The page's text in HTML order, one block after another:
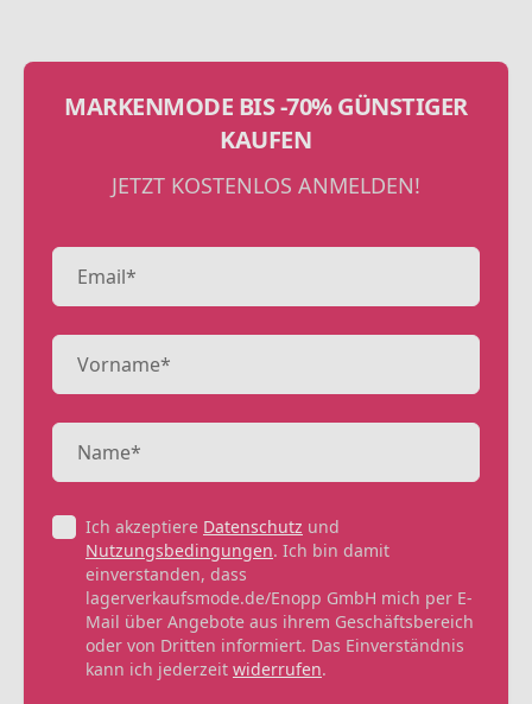
MARKENMODE BIS -70% GÜNSTIGER
KAUFEN
JETZT KOSTENLOS ANMELDEN!
Ich akzeptiere Datenschutz und
Nutzungsbedingungen. Ich bin damit
einverstanden, dass
lagerverkaufsmode.de/Enopp GmbH mich per E-
Mail über Angebote aus ihrem Geschäftsbereich
oder von Dritten informiert. Das Einverständnis
kann ich jederzeit widerrufen.